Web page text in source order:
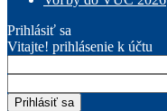
Prihlásiť sa
Vitajte! prihlásenie k účtu